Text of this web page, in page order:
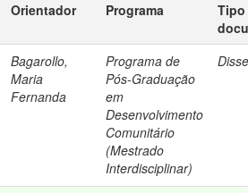
Orientador Programa
Tipo
Bagarollo,
Maria
Fernanda
Programa de
Pós-Graduação
em
Desenvolvimento
Comunitário
(Mestrado
Interdisciplinar)